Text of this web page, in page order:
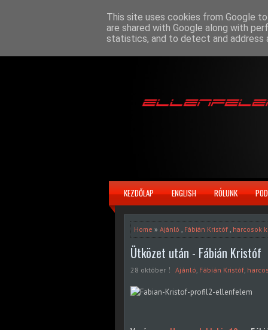
KEZDŐLAP ENGLISH RÓLUNK
Home » Ajánló , Fábián Kristóf , harcosok
Ütközet után - Fábián Kristóf
28 október Ajánló, Fábián Kristóf,
This site uses cookies from Google
are shared with Google along with
statistics, and to detect and address